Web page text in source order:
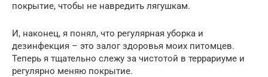
покрытие, чтобы не навредить лягушкам.
И, наконец, я понял, что регулярная уборка и
дезинфекция – это залог здоровья моих питомцев.
Теперь я тщательно слежу за чистотой в террариуме и
регулярно меняю покрытие.